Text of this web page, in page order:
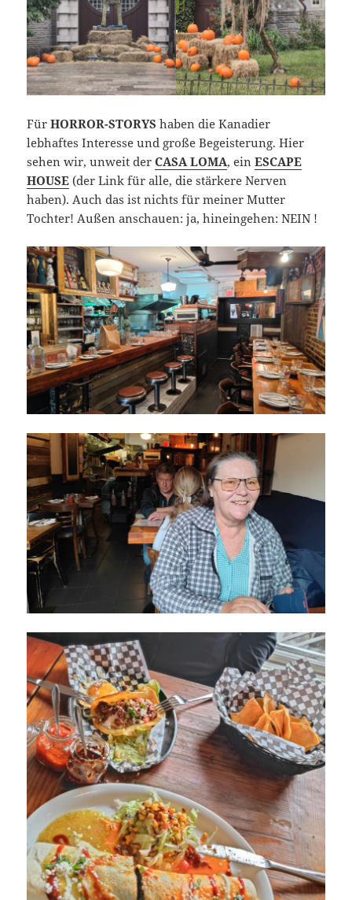
Für HORROR-STORYS haben die Kanadier
lebhaftes Interesse und große Begeisterung. Hier
sehen wir, unweit derCASA LOMA, einESCAPE
HOUSE (der Link für alle, die stärkere Nerven
haben). Auch das ist nichts für meiner Mutter
Tochter! Außen anschauen: ja, hineingehen: NEIN !